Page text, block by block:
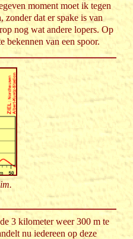
moment moet ik tegen
zonder dat er spake is van
nog wat andere lopers. Op
bekennen van een spoor.
3 kilometer weer 300 m te
nu iedereen op deze